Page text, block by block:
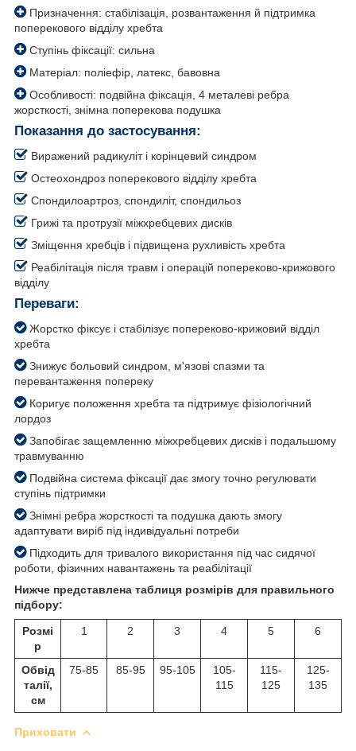
Призначення: стабілізація, розвантаження й підтримка
поперекового відділу хребта
Ступінь фіксації: сильна
Матеріал: поліефір, латекс, бавовна
Особливості: подвійна фіксація, 4 металеві ребра
жорсткості, знімна поперекова подушка
Показання до застосування:
Виражений радикуліт і корінцевий синдром
Остеохондроз поперекового відділу хребта
Спондилоартроз, спондиліт, спондильоз
Грижі та протрузії міжхребцевих дисків
Зміщення хребців і підвищена рухливість хребта
Реабілітація після травм і операцій попереково-крижового
відділу
Переваги:
Жорстко фіксує і стабілізує попереково-крижовий відділ
хребта
Знижує больовий синдром, м'язові спазми та
перевантаження попереку
Коригує положення хребта та підтримує фізіологічний
лордоз
Запобігає защемленню міжхребцевих дисків і подальшому
травмуванню
Подвійна система фіксації дає змогу точно регулювати
ступінь підтримки
Знімні ребра жорсткості та подушка дають змогу
адаптувати виріб під індивідуальні потреби
Підходить для тривалого використання під час сидячої
роботи, фізичних навантажень та реабілітації
Нижче представлена таблиця розмірів для правильного
підбору:
Розмі
р
1 2 3 4 5 6
Обвід
талії,
см
75-85 85-95 95-105
105-
115
115-
125
125-
135
Приховати